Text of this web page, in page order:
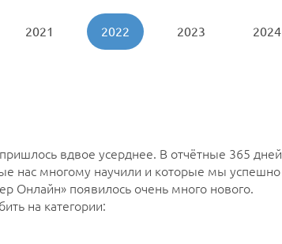
2021 2022 2023 2024
вдвое усерднее. В отчётные 365 дней
нас многому научили и которые мы успешно
Онлайн» появилось очень много нового.
на категории: